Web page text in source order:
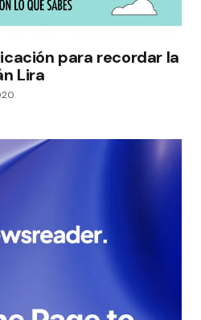
para recordar la
Lira